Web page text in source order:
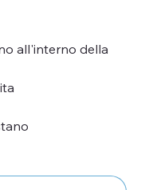
all'interno della